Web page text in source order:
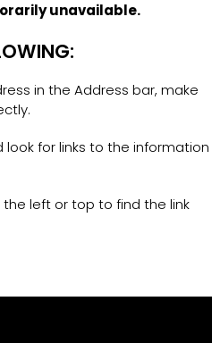
unavailable.
in the Address bar, make
for links to the information
left or top to find the link